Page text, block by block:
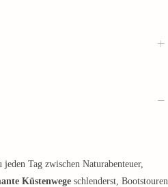
Tag zwischen Naturabenteuer,
Küstenwege schlenderst, Bootstouren